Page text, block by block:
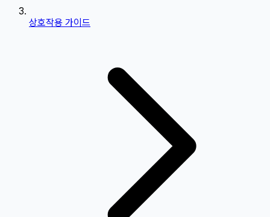
상호작용 가이드